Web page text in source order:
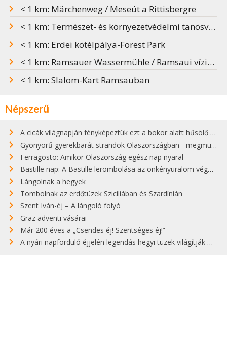
< 1 km: Märchenweg / Meseút a Rittisbergre
< 1 km: Természet- és környezetvédelmi tanösvény Ramsauban
< 1 km: Erdei kötélpálya-Forest Park
< 1 km: Ramsauer Wassermühle / Ramsaui vízimalom
< 1 km: Slalom-Kart Ramsauban
Népszerű
A cicák világnapján fényképeztük ezt a bokor alatt hűsölő cicát Kisorosziban
Gyönyörű gyerekbarát strandok Olaszországban - megmutatjuk a 15 legjobbat
Ferragosto: Amikor Olaszország egész nap nyaral
Bastille nap: A Bastille lerombolása az önkényuralom végét jelentette
Lángolnak a hegyek
Tombolnak az erdőtüzek Szicíliában és Szardínián
Szent Iván-éj – A lángoló folyó
Graz adventi vásárai
Már 200 éves a „Csendes éj! Szentséges éj!”
A nyári napforduló éjjelén legendás hegyi tüzek világítják meg Zugspitzét